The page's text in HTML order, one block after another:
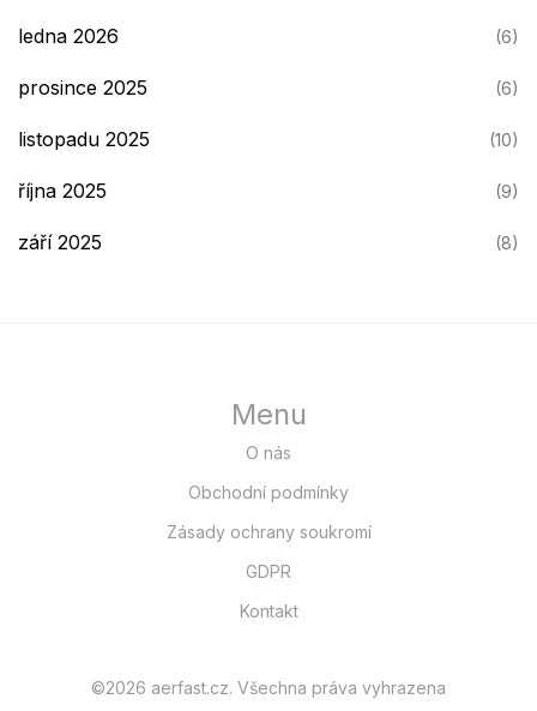
ledna 2026 (6)
prosince 2025 (6)
listopadu 2025 (10)
října 2025 (9)
září 2025 (8)
Menu
O nás
Obchodní podmínky
Zásady ochrany soukromí
GDPR
Kontakt
©2026 aerfast.cz. Všechna práva vyhrazena